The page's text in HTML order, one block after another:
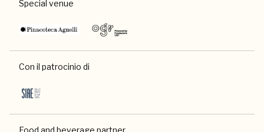
Special venue
Con il patrocinio di